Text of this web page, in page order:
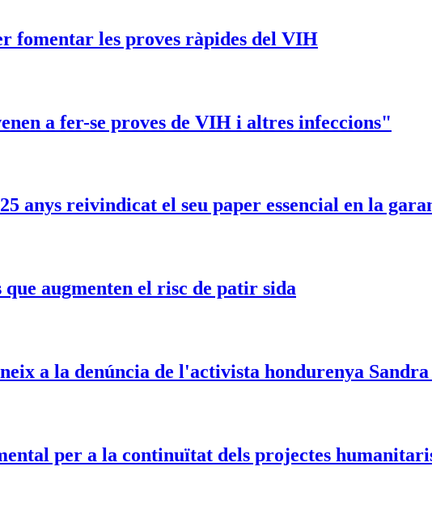
fomentar les proves ràpides del VIH
a fer-se proves de VIH i altres infeccions"
anys reivindicat el seu paper essencial en la
augmenten el risc de patir sida
a la denúncia de l'activista hondurenya
per a la continuïtat dels projectes